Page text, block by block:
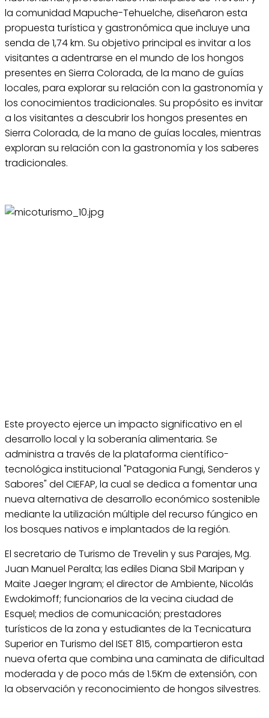
la comunidad Mapuche-Tehuelche, diseñaron esta
propuesta turística y gastronómica que incluye una
senda de 1,74 km. Su objetivo principal es invitar a los
visitantes a adentrarse en el mundo de los hongos
presentes en Sierra Colorada, de la mano de guías
locales, para explorar su relación con la gastronomía y
los conocimientos tradicionales. Su propósito es invitar
a los visitantes a descubrir los hongos presentes en
Sierra Colorada, de la mano de guías locales, mientras
exploran su relación con la gastronomía y los saberes
tradicionales.
Este proyecto ejerce un impacto significativo en el
desarrollo local y la soberanía alimentaria. Se
administra a través de la plataforma científico-
tecnológica institucional "Patagonia Fungi, Senderos y
Sabores" del CIEFAP, la cual se dedica a fomentar una
nueva alternativa de desarrollo económico sostenible
mediante la utilización múltiple del recurso fúngico en
los bosques nativos e implantados de la región.
El secretario de Turismo de Trevelin y sus Parajes, Mg.
Juan Manuel Peralta; las ediles Diana Sbil Maripan y
Maite Jaeger Ingram; el director de Ambiente, Nicolás
Ewdokimoff; funcionarios de la vecina ciudad de
Esquel; medios de comunicación; prestadores
turísticos de la zona y estudiantes de la Tecnicatura
Superior en Turismo del ISET 815, compartieron esta
nueva oferta que combina una caminata de dificultad
moderada y de poco más de 1.5Km de extensión, con
la observación y reconocimiento de hongos silvestres.